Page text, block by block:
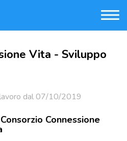
Vita - Sviluppo
dal 07/10/2019
Connessione